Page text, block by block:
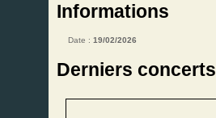
Informations
Date : 19/02/2026
Derniers concerts